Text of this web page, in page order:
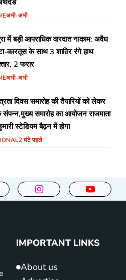
अभी-अभी
में बड़ी आपराधिक वारदात नाकाम: अवैध
कारतूस के साथ 3 शातिर रंगे हाथ
2 फरार
अभी-अभी
दिवस समारोह की तैयारियों को लेकर
समारोह का आयोजन राजमाता
स्टेडियम बैढ़न में होगा
2 घंटे पहले
IMPORTANT LINKS
About us